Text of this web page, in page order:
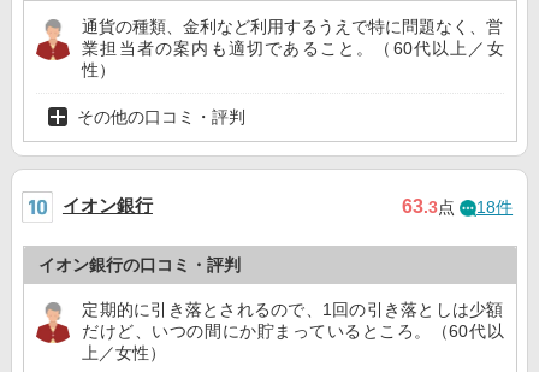
通貨の種類、金利など利用するうえで特に問題なく、営
業担当者の案内も適切であること。（60代以上／女
性）
その他の口コミ・評判
イオン銀行 63.3点 18件
イオン銀行の口コミ・評判
定期的に引き落とされるので、1回の引き落としは少額
だけど、いつの間にか貯まっているところ。（60代以
上／女性）